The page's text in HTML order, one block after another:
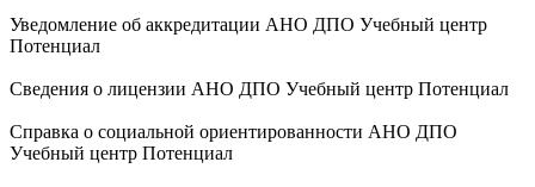
Уведомление об аккредитации АНО ДПО Учебный центр
Потенциал
Сведения о лицензии АНО ДПО Учебный центр Потенциал
Справка о социальной ориентированности АНО ДПО
Учебный центр Потенциал